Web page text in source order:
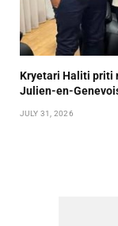
Kryetari Haliti priti
Julien-en-
JULY 31, 2026